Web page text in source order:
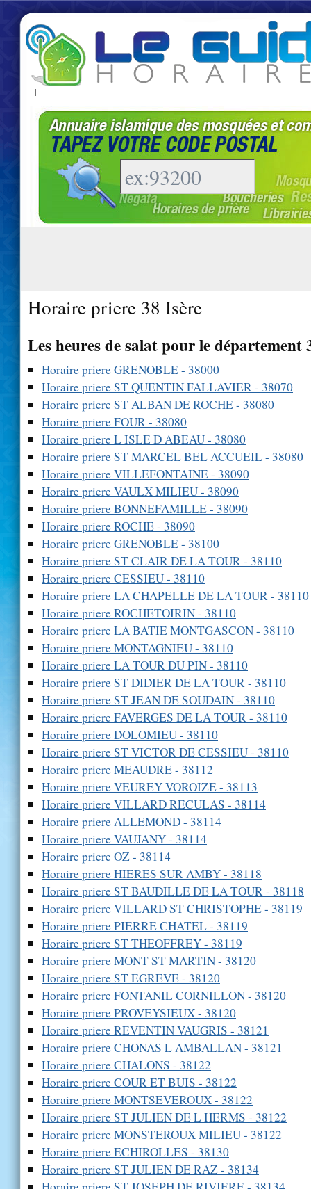
|
Horaire priere 38 Isère
Les heures de salat pour le département
Horaire priere GRENOBLE - 38000
Horaire priere ST QUENTIN FALLAVIER - 38070
Horaire priere ST ALBAN DE ROCHE - 38080
Horaire priere FOUR - 38080
Horaire priere L ISLE D ABEAU - 38080
Horaire priere ST MARCEL BEL ACCUEIL - 38080
Horaire priere VILLEFONTAINE - 38090
Horaire priere VAULX MILIEU - 38090
Horaire priere BONNEFAMILLE - 38090
Horaire priere ROCHE - 38090
Horaire priere GRENOBLE - 38100
Horaire priere ST CLAIR DE LA TOUR - 38110
Horaire priere CESSIEU - 38110
Horaire priere LA CHAPELLE DE LA TOUR - 38110
Horaire priere ROCHETOIRIN - 38110
Horaire priere LA BATIE MONTGASCON - 38110
Horaire priere MONTAGNIEU - 38110
Horaire priere LA TOUR DU PIN - 38110
Horaire priere ST DIDIER DE LA TOUR - 38110
Horaire priere ST JEAN DE SOUDAIN - 38110
Horaire priere FAVERGES DE LA TOUR - 38110
Horaire priere DOLOMIEU - 38110
Horaire priere ST VICTOR DE CESSIEU - 38110
Horaire priere MEAUDRE - 38112
Horaire priere VEUREY VOROIZE - 38113
Horaire priere VILLARD RECULAS - 38114
Horaire priere ALLEMOND - 38114
Horaire priere VAUJANY - 38114
Horaire priere OZ - 38114
Horaire priere HIERES SUR AMBY - 38118
Horaire priere ST BAUDILLE DE LA TOUR - 38118
Horaire priere VILLARD ST CHRISTOPHE - 38119
Horaire priere PIERRE CHATEL - 38119
Horaire priere ST THEOFFREY - 38119
Horaire priere MONT ST MARTIN - 38120
Horaire priere ST EGREVE - 38120
Horaire priere FONTANIL CORNILLON - 38120
Horaire priere PROVEYSIEUX - 38120
Horaire priere REVENTIN VAUGRIS - 38121
Horaire priere CHONAS L AMBALLAN - 38121
Horaire priere CHALONS - 38122
Horaire priere COUR ET BUIS - 38122
Horaire priere MONTSEVEROUX - 38122
Horaire priere ST JULIEN DE L HERMS - 38122
Horaire priere MONSTEROUX MILIEU - 38122
Horaire priere ECHIROLLES - 38130
Horaire priere ST JULIEN DE RAZ - 38134